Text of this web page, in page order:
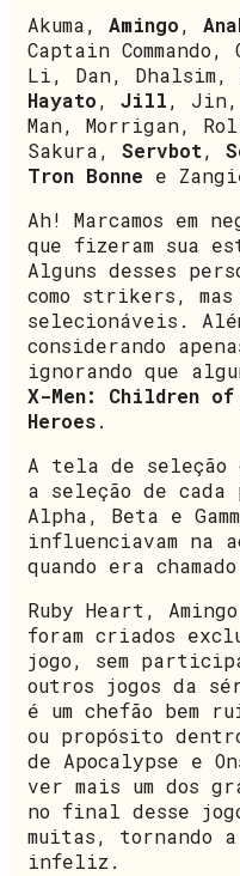
Akuma, Amingo,
Captain
Li, Dan, Dhalsim,
Hayato, Jill, Jin,
Man, Morrigan,
Sakura, Servbot,
Tron Bonne e
Ah! Marcamos em
que fizeram sua
Alguns desses
como strikers, mas
selecionáveis.
considerando
ignorando que
X-Men: Children of
Heroes.
A tela de seleção
a seleção de cada
Alpha, Beta e
influenciavam na
quando era chamado
Ruby Heart,
foram criados
jogo, sem
outros jogos da
é um chefão bem
ou propósito
de Apocalypse e
ver mais um dos
no final desse
muitas, tornando
infeliz.